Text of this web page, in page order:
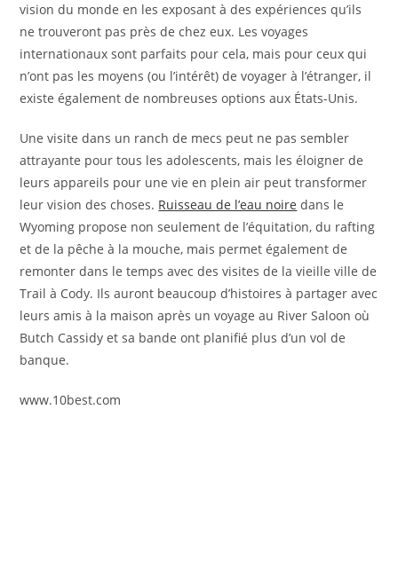
vision du monde en les exposant à des expériences qu’ils
ne trouveront pas près de chez eux. Les voyages
internationaux sont parfaits pour cela, mais pour ceux qui
n’ont pas les moyens (ou l’intérêt) de voyager à l’étranger, il
existe également de nombreuses options aux États-Unis.
Une visite dans un ranch de mecs peut ne pas sembler
attrayante pour tous les adolescents, mais les éloigner de
leurs appareils pour une vie en plein air peut transformer
leur vision des choses. Ruisseau de l’eau noire dans le
Wyoming propose non seulement de l’équitation, du rafting
et de la pêche à la mouche, mais permet également de
remonter dans le temps avec des visites de la vieille ville de
Trail à Cody. Ils auront beaucoup d’histoires à partager avec
leurs amis à la maison après un voyage au River Saloon où
Butch Cassidy et sa bande ont planifié plus d’un vol de
banque.
www.10best.com